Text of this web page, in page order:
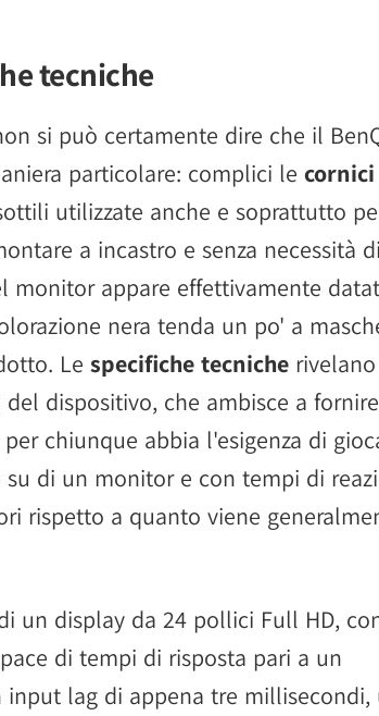
tecniche
si può certamente dire che il
particolare: complici le cornici
utilizzate anche e soprattutto
a incastro e senza necessità di
monitor appare effettivamente
nera tenda un po' a
Le specifiche tecniche rivelano
dispositivo, che ambisce a
chiunque abbia l'esigenza di
di un monitor e con tempi di
rispetto a quanto viene
un display da 24 pollici Full HD,
di tempi di risposta pari a un
input lag di appena tre millisecondi,